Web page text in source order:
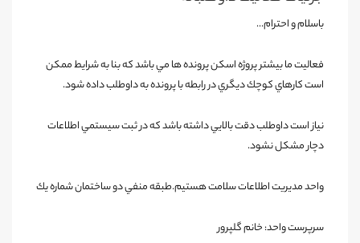
باسلام و احترام...
فعاليت ما بيشتر پروژه اسكن پرونده ها مي باشد كه بنا به شرايط ممكن
است كارهاي كوچك ديگري در رابطه با پرونده به داوطلب داده شود.
نياز است داوطلب دقت بالايي داشته باشد كه در ثبت سيستمي اطلاعات
دچار مشكل نشود.
واحد مديريت اطلاعات سلامت هستيم.طبقه منفي دو ساختمان شماره يك
سرپرست واحد: خانم گلپرور